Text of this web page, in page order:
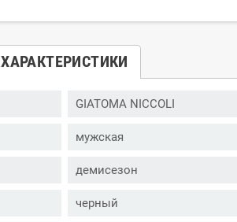
ХАРАКТЕРИСТИКИ
GIATOMA NICCOLI
мужская
демисезон
черный